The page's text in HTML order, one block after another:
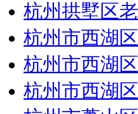
杭州拱墅区
杭州市西湖
杭州市西湖
杭州市西湖